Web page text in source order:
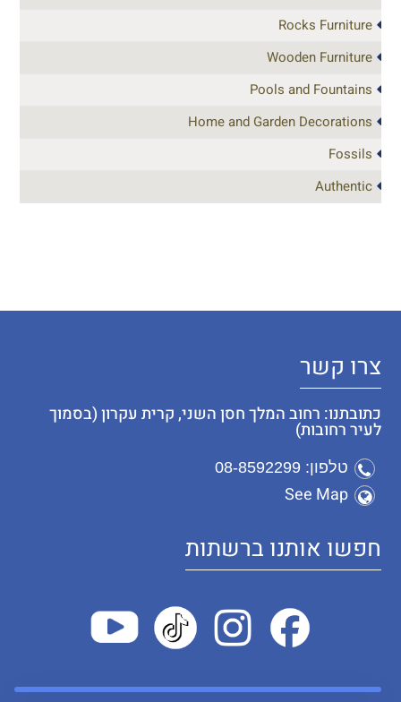
Rocks Furniture
Wooden Furniture
Pools and Fountains
Home and Garden Decorations
Fossils
Authentic
צרו קשר
כתובתנו: רחוב המלך חסן השני, קרית עקרון (בסמוך
לעיר רחובות)
טלפון: 08-8592299
See Map
חפשו אותנו ברשתות